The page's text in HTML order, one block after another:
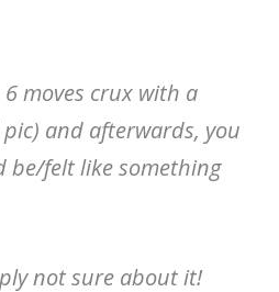
moves crux with a
and afterwards, you
be/felt like something
not sure about it!